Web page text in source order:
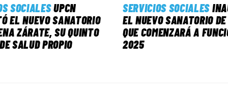
SOCIALESUPCN
EL NUEVO SANATORIO
ZÁRATE, SU QUINTO
SALUD PROPIO
SERVICIOS SOCIALES
EL NUEVO SANATORIO
QUE COMENZARÁ A
2025